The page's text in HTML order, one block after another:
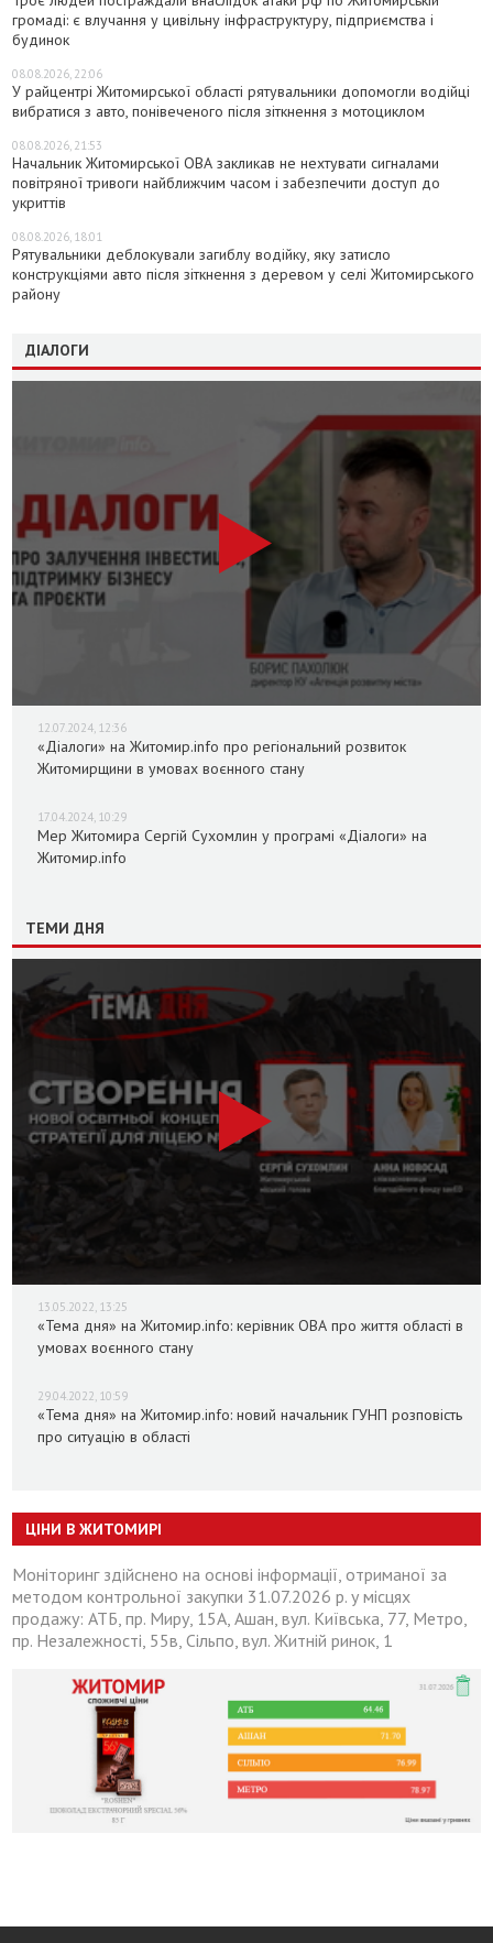
громаді: є влучання у цивільну інфраструктуру, підприємства і
будинок
08.08.2026, 22:06
У райцентрі Житомирської області рятувальники допомогли водійці
вибратися з авто, понівеченого після зіткнення з мотоциклом
08.08.2026, 21:53
Начальник Житомирської ОВА закликав не нехтувати сигналами
повітряної тривоги найближчим часом і забезпечити доступ до
укриттів
08.08.2026, 18:01
Рятувальники деблокували загиблу водійку, яку затисло
конструкціями авто після зіткнення з деревом у селі Житомирського
району
ДІАЛОГИ
12.07.2024, 12:36
«Діалоги» на Житомир.info про регіональний розвиток
Житомирщини в умовах воєнного стану
17.04.2024, 10:29
Мер Житомира Сергій Сухомлин у програмі «Діалоги» на
Житомир.info
ТЕМИ ДНЯ
13.05.2022, 13:25
«Тема дня» на Житомир.info: керівник ОВА про життя області в
умовах воєнного стану
29.04.2022, 10:59
«Тема дня» на Житомир.info: новий начальник ГУНП розповість
про ситуацію в області
ЦІНИ В ЖИТОМИРІ
Моніторинг здійснено на основі інформації, отриманої за
методом контрольної закупки 31.07.2026 р. у місцях
продажу: АТБ, пр. Миру, 15А, Ашан, вул. Київська, 77, Метро,
пр. Незалежності, 55в, Сільпо, вул. Житній ринок, 1